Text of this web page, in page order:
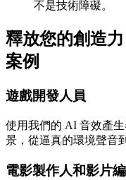
不是技術障礙。
釋放您的創造
案例
遊戲開發人員
使用我們的 AI 音效產
景，從逼真的環境聲音
電影製作人和影片